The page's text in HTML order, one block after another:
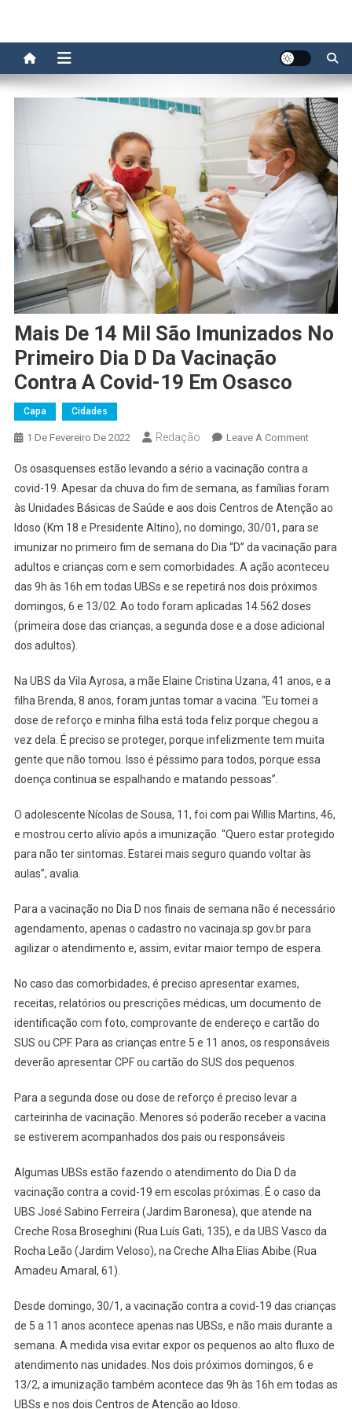
Mais De 14 Mil São Imunizados No
Primeiro Dia D Da Vacinação
Contra A Covid-19 Em Osasco
Capa Cidades
1 De Fevereiro De 2022 Redação Leave A CommentOn
De
14
Mil
São
No
A
Covid-
19
Em
Osasco
Os osasquenses estão levando a sério a vacinação contra a
covid-19. Apesar da chuva do fim de semana, as famílias foram
às Unidades Básicas de Saúde e aos dois Centros de Atenção ao
Idoso (Km 18 e Presidente Altino), no domingo, 30/01, para se
imunizar no primeiro fim de semana do Dia “D” da vacinação para
adultos e crianças com e sem comorbidades. A ação aconteceu
das 9h às 16h em todas UBSs e se repetirá nos dois próximos
domingos, 6 e 13/02. Ao todo foram aplicadas 14.562 doses
(primeira dose das crianças, a segunda dose e a dose adicional
dos adultos).
Na UBS da Vila Ayrosa, a mãe Elaine Cristina Uzana, 41 anos, e a
filha Brenda, 8 anos, foram juntas tomar a vacina. “Eu tomei a
dose de reforço e minha filha está toda feliz porque chegou a
vez dela. É preciso se proteger, porque infelizmente tem muita
gente que não tomou. Isso é péssimo para todos, porque essa
doença continua se espalhando e matando pessoas”.
O adolescente Nícolas de Sousa, 11, foi com pai Willis Martins, 46,
e mostrou certo alívio após a imunização. “Quero estar protegido
para não ter sintomas. Estarei mais seguro quando voltar às
aulas”, avalia.
Para a vacinação no Dia D nos finais de semana não é necessário
agendamento, apenas o cadastro no vacinaja.sp.gov.br para
agilizar o atendimento e, assim, evitar maior tempo de espera.
No caso das comorbidades, é preciso apresentar exames,
receitas, relatórios ou prescrições médicas, um documento de
identificação com foto, comprovante de endereço e cartão do
SUS ou CPF. Para as crianças entre 5 e 11 anos, os responsáveis
deverão apresentar CPF ou cartão do SUS dos pequenos.
Para a segunda dose ou dose de reforço é preciso levar a
carteirinha de vacinação. Menores só poderão receber a vacina
se estiverem acompanhados dos pais ou responsáveis
Algumas UBSs estão fazendo o atendimento do Dia D da
vacinação contra a covid-19 em escolas próximas. É o caso da
UBS José Sabino Ferreira (Jardim Baronesa), que atende na
Creche Rosa Broseghini (Rua Luís Gati, 135), e da UBS Vasco da
Rocha Leão (Jardim Veloso), na Creche Alha Elias Abibe (Rua
Amadeu Amaral, 61).
Desde domingo, 30/1, a vacinação contra a covid-19 das crianças
de 5 a 11 anos acontece apenas nas UBSs, e não mais durante a
semana. A medida visa evitar expor os pequenos ao alto fluxo de
atendimento nas unidades. Nos dois próximos domingos, 6 e
13/2, a imunização também acontece das 9h às 16h em todas as
UBSs e nos dois Centros de Atenção ao Idoso.